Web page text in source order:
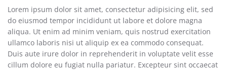
Lorem ipsum dolor sit amet, consectetur adipisicing elit, sed
do eiusmod tempor incididunt ut labore et dolore magna
aliqua. Ut enim ad minim veniam, quis nostrud exercitation
ullamco laboris nisi ut aliquip ex ea commodo consequat.
Duis aute irure dolor in reprehenderit in voluptate velit esse
cillum dolore eu fugiat nulla pariatur. Excepteur sint occaecat